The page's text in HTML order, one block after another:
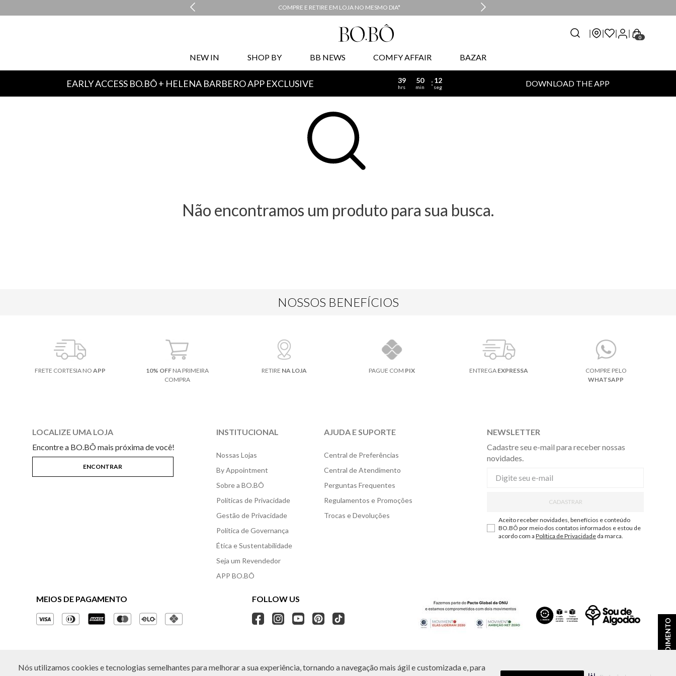
Nós utilizamos cookies e tecnologias semelhantes para melhorar a sua experiência, tornando a navegação mais ágil e customizada e, para
COMPRE E RETIRE EM LOJA NO MESMO DIA*
ATENDIMENTO
0
NEW IN SHOP BY BB NEWS COMFY AFFAIR BAZAR
EARLY ACCESS BO.BÔ + HELENA BARBERO APP EXCLUSIVE 39
hrs
50
min
12
seg DOWNLOAD THE APP
Não encontramos um produto para sua busca.
NOSSOS BENEFÍCIOS
FRETE CORTESIA NO APP 10% OFFNA PRIMEIRA
COMPRA
RETIRE NA LOJA PAGUE COM PIX ENTREGA EXPRESSA
COMPRE PELO
WHATSAPP
LOCALIZE UMA LOJA
Encontre a BO.BÔ mais próxima de você!
INSTITUCIONAL
Nossas Lojas
By Appointment
Sobre a BO.BÔ
Políticas de Privacidade
Gestão de Privacidade
Política de Governança
Ética e Sustentabilidade
Seja um Revendedor
APP BO.BÔ
AJUDA E SUPORTE
Central de Preferências
Central de Atendimento
Perguntas Frequentes
Regulamentos e Promoções
Trocas e Devoluções
NEWSLETTER
Cadastre seu e-mail para receber nossas
novidades.
CADASTRAR
Aceito receber novidades, benefícios e conteúdo
BO.BÔ por meio dos contatos informados e estou de
acordo com a Política de Privacidadeda marca.
MEIOS DE PAGAMENTO FOLLOW US
© Copyright 2026 - Todos os direitos reservados. A BO.BÔ reserva-se no direito de corrigir ou alterar informações como: preços, promoções e disponibilidade de estoque a qualquer momento.